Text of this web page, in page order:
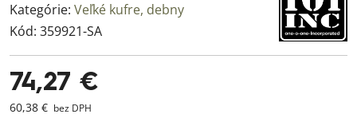
Kategórie: Veľké kufre, debny
Kód: 359921-SA
74,27 €
60,38 € bez DPH